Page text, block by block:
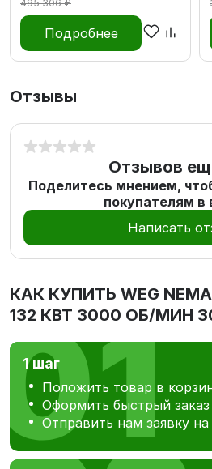
495 306 ₽
Подробнее
Отзывы
Отзывов
Поделитесь мнением,
покупателям в
Написать
КАК КУПИТЬ WEG
132 КВТ 3000 ОБ/МИН
1 шаг
Положить товар в
Оформить быстрый заказ
Отправить нам заявку на